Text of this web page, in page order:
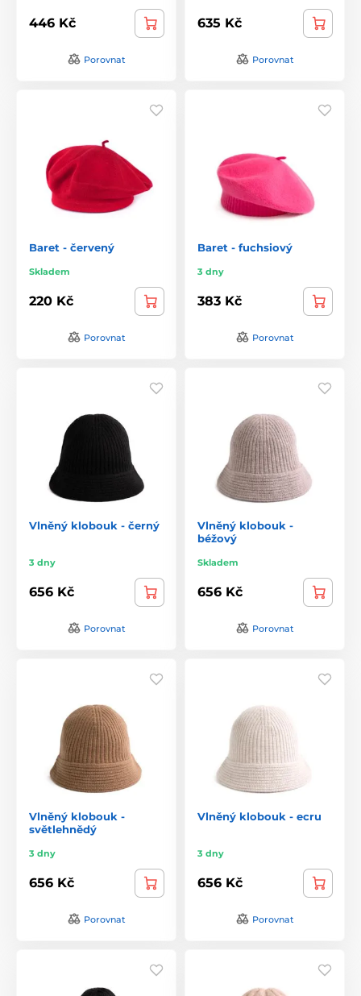
446 Kč
Porovnat
635 Kč
Porovnat
Baret - červený
Skladem
220 Kč
Porovnat
Baret - fuchsiový
3 dny
383 Kč
Porovnat
Vlněný klobouk - černý
3 dny
656 Kč
Porovnat
Vlněný klobouk -
béžový
Skladem
656 Kč
Porovnat
Vlněný klobouk -
světlehnědý
3 dny
656 Kč
Porovnat
Vlněný klobouk - ecru
3 dny
656 Kč
Porovnat